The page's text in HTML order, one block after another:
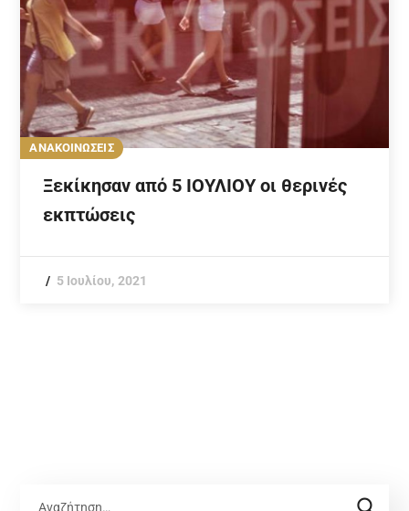
ΑΝΑΚΟΙΝΩΣΕΙΣ
Ξεκίκησαν από 5 ΙΟΥΛΙΟΥ οι θερινές
εκπτώσεις
5 Ιουλίου, 2021